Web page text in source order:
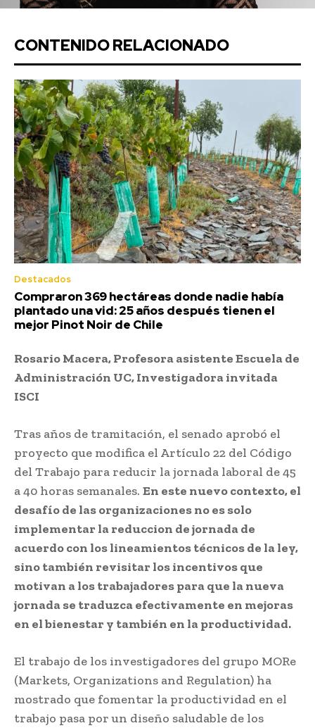
CONTENIDO RELACIONADO
Destacados
Compraron 369 hectáreas donde nadie había
plantado una vid: 25 años después tienen el
mejor Pinot Noir de Chile
Rosario Macera, Profesora asistente Escuela de
Administración UC, Investigadora invitada
ISCI
Tras años de tramitación, el senado aprobó el
proyecto que modifica el Artículo 22 del Código
del Trabajo para reducir la jornada laboral de 45
a 40 horas semanales. En este nuevo contexto, el
desafío de las organizaciones no es solo
implementar la reduccion de jornada de
acuerdo con los lineamientos técnicos de la ley,
sino también revisitar los incentivos que
motivan a los trabajadores para que la nueva
jornada se traduzca efectivamente en mejoras
en el bienestar y también en la productividad.
El trabajo de los investigadores del grupo MORe
(Markets, Organizations and Regulation) ha
mostrado que fomentar la productividad en el
trabajo pasa por un diseño saludable de los